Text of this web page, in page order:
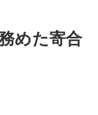
めた寄合